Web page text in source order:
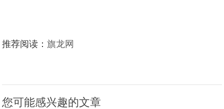
推荐阅读：旗龙网
您可能感兴趣的文章